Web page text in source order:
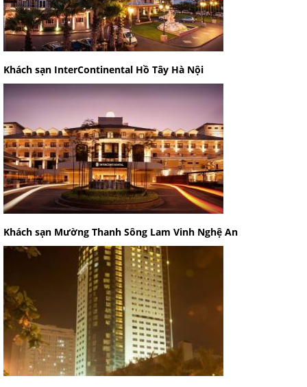
Khách sạn InterContinental Hồ Tây Hà Nội
Khách sạn Mường Thanh Sông Lam Vinh Nghệ An